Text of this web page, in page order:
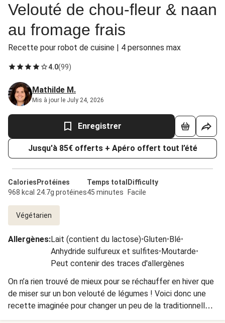
Velouté de chou-fleur & naan
au fromage frais
Recette pour robot de cuisine | 4 personnes max
4.0(99)
Mathilde M.
Mis à jour le July 24, 2026
Enregistrer
Jusqu'à 85€ offerts + Apéro offert tout l’été
Calories
968 kcal
Protéines
24.7g protéines
Temps total
45 minutes
Difficulty
Facile
Végétarien
Allergènes:Lait (contient du lactose)•Gluten•Blé•
Anhydride sulfureux et sulfites•Moutarde•
Peut contenir des traces d'allergènes
On n’a rien trouvé de mieux pour se réchauffer en hiver que
de miser sur un bon velouté de légumes ! Voici donc une
recette imaginée pour changer un peu de la traditionnelle
soupe de poireaux, pommes de terre et carottes : un